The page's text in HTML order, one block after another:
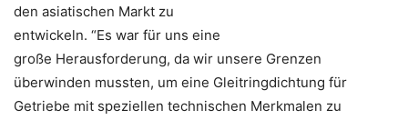
den asiatischen Markt zu
entwickeln. “Es war für uns eine
große Herausforderung, da wir unsere Grenzen
überwinden mussten, um eine Gleitringdichtung für
Getriebe mit speziellen technischen Merkmalen zu